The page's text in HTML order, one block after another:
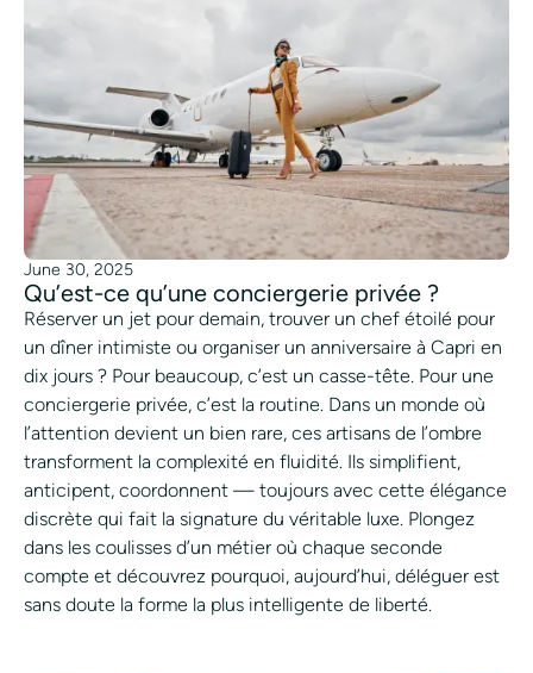
June 30, 2025
Qu’est-ce qu’une conciergerie privée ?
Réserver un jet pour demain, trouver un chef étoilé pour
un dîner intimiste ou organiser un anniversaire à Capri en
dix jours ? Pour beaucoup, c’est un casse-tête. Pour une
conciergerie privée, c’est la routine. Dans un monde où
l’attention devient un bien rare, ces artisans de l’ombre
transforment la complexité en fluidité. Ils simplifient,
anticipent, coordonnent — toujours avec cette élégance
discrète qui fait la signature du véritable luxe. Plongez
dans les coulisses d’un métier où chaque seconde
compte et découvrez pourquoi, aujourd’hui, déléguer est
sans doute la forme la plus intelligente de liberté.